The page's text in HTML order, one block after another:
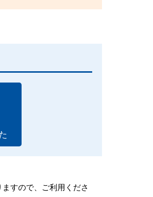
すので、ご利用くださ